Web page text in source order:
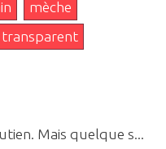
mèche
transparent
Mais quelque s...